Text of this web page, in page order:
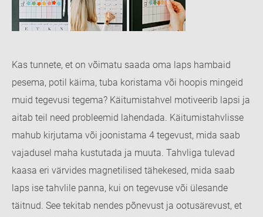
Kas tunnete, et on võimatu saada oma laps hambaid
pesema, potil käima, tuba koristama või hoopis mingeid
muid tegevusi tegema? Käitumistahvel motiveerib lapsi ja
aitab teil need probleemid lahendada. Käitumistahvlisse
mahub kirjutama või joonistama 4 tegevust, mida saab
vajadusel maha kustutada ja muuta. Tahvliga tulevad
kaasa eri värvides magnetilised tähekesed, mida saab
laps ise tahvlile panna, kui on tegevuse või ülesande
täitnud. See tekitab nendes põnevust ja ootusärevust, et